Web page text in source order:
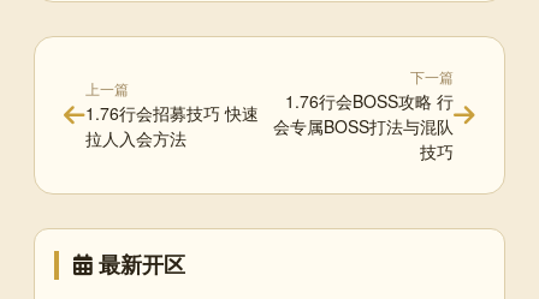
上一篇
1.76行会招募技巧 快速
拉人入会方法
下一篇
1.76行会BOSS攻略 行
会专属BOSS打法与混队
技巧
最新开区